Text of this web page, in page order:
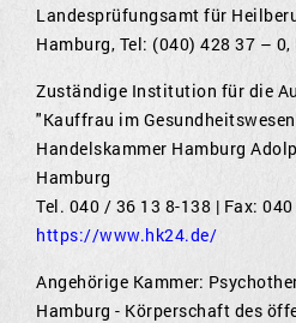
Landesprüfungsamt für
Hamburg, Tel: (040) 428 37 –
Zuständige Institution für die
"Kauffrau im
Handelskammer Hamburg
Hamburg
Tel. 040 / 36 13 8-138 | Fax:
https://www.hk24.de/
Angehörige Kammer:
Hamburg - Körperschaft des